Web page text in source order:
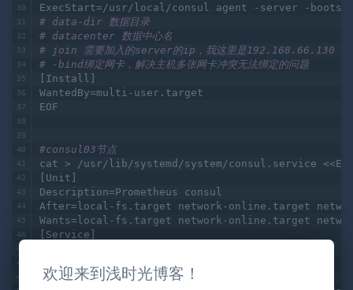
ExecStart=/usr/local/consul agent -server -
# data-dir 数据目录
# datacenter 数据中心名
# join 需要加入的server的ip，我这里是192.168.66.130
# -bind绑定网卡，解决主机多张网卡冲突无法绑定的问题
[Install]
WantedBy=multi-user.target
EOF
#consul03节点
cat > /usr/lib/systemd/system/consul.service
[Unit]
Description=Prometheus consul
After=local-fs.target network-online.target
Wants=local-fs.target network-online.target
[Service]
Type=simple
欢迎来到浅时光博客！